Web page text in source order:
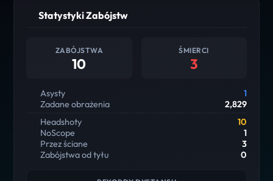
Statystyki Zabójstw
ZABÓJSTWA
10
ŚMIERCI
3
Asysty
1
Zadane obrażenia
2,829
Headshoty
10
NoScope
1
Przez ściane
3
Zabójstwa od tyłu
0